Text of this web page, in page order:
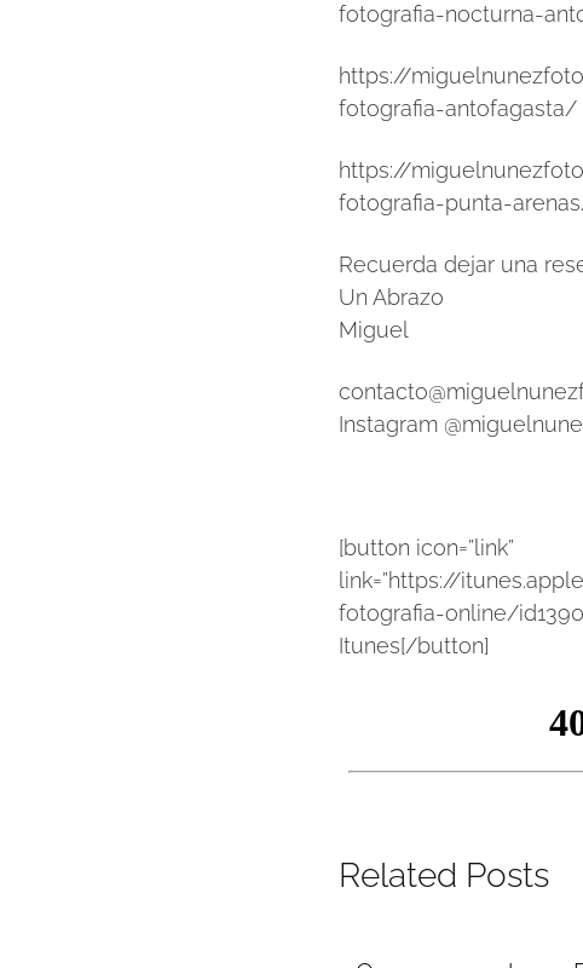
fotografia-nocturna-
https://
fotografia-antofagasta/
https://
fotografia-punta-
Recuerda dejar una
Un Abrazo
Miguel
Instagram
[button icon=”link”
link=”https://
fotografia-online/
Itunes[/button]
Related Posts